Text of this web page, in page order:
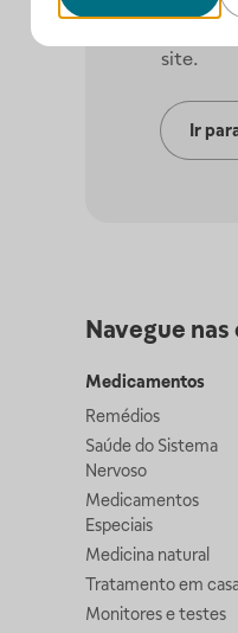
Mas,
site.
Ir
Navegue
Medicamentos
Remédios
Saúde do Sistema
Nervoso
Medicamentos
Especiais
Medicina natural
Tratamento em
Monitores e testes